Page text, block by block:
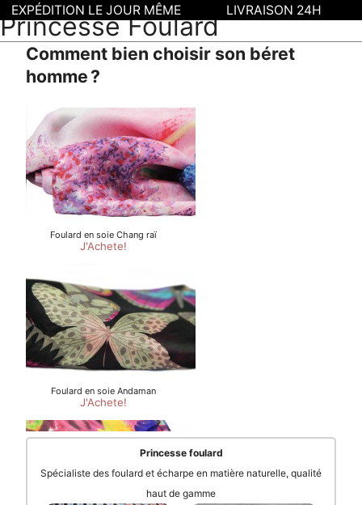
Princesse Foulard
Comment bien choisir son béret
homme ?
Princesse foulard
Spécialiste des foulard et écharpe en matière naturelle, qualité
haut de gamme
EXPÉDITION LE JOUR MÊME LIVRAISON 24H